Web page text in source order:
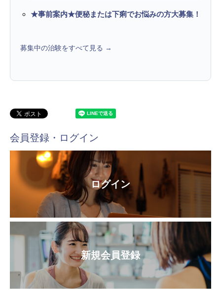
★事前案内★便秘または下痢でお悩みの方大募集！
募集中の治験をすべて見る →
会員登録・ログイン
ログイン
新規会員登録